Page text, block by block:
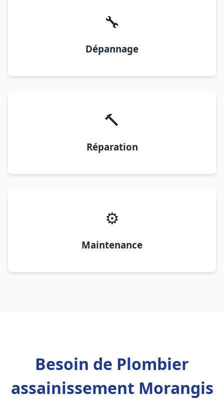
🔧
Dépannage
🔨
Réparation
⚙️
Maintenance
Besoin de Plombier
assainissement Morangis